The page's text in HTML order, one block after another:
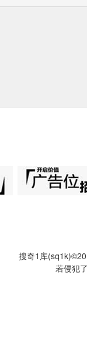
搜奇1库
若侵犯